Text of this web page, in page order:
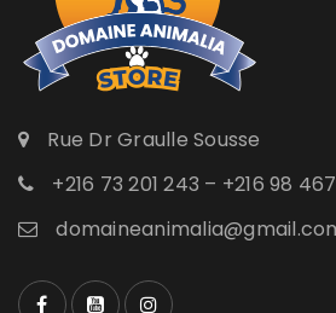
Rue Dr Graulle Sousse
+216 73 201 243 – +216 98